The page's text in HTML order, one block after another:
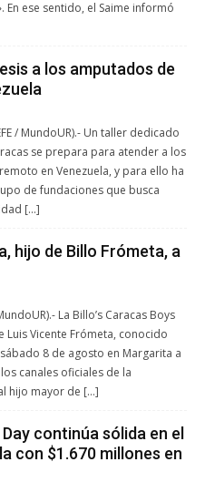
ese sentido, el Saime informó
a los amputados de
/ MundoUR).- Un taller dedicado
se prepara para atender a los
en Venezuela, y para ello ha
de fundaciones que busca
[…]
hijo de Billo Frómeta, a
La Billo’s Caracas Boys
Vicente Frómeta, conocido
8 de agosto en Margarita a
canales oficiales de la
hijo mayor de […]
continúa sólida en el
con $1.670 millones en